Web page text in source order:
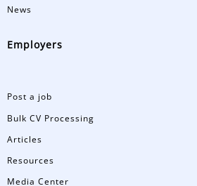
News
Employers
Post a job
Bulk CV Processing
Articles
Resources
Media Center